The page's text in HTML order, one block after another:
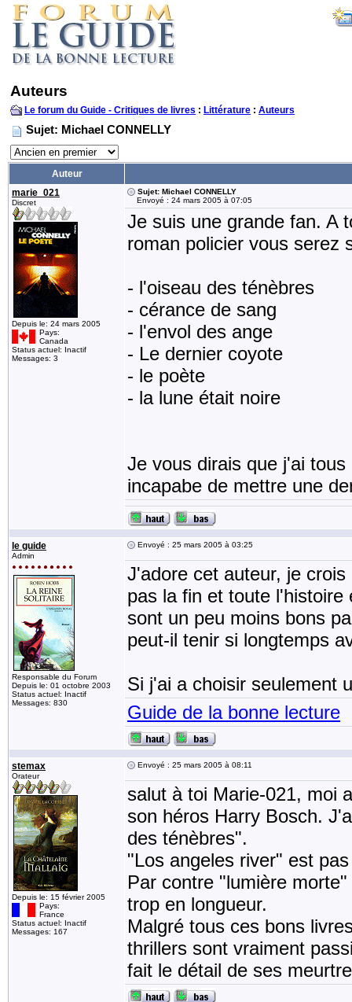
Auteurs
Le forum du Guide - Critiques de livres : Littérature : Auteurs
Sujet: Michael CONNELLY
Auteur
marie_021
Discret
Depuis le: 24 mars 2005
Pays:
Canada
Status actuel: Inactif
Messages: 3
Sujet: Michael CONNELLY
Envoyé : 24 mars 2005 à 07:05
Je suis une grande fan. A
roman policier vous serez
- l'oiseau des ténèbres
- cérance de sang
- l'envol des ange
- Le dernier coyote
- le poète
- la lune était noire
Je vous dirais que j'ai
incapabe de mettre une
le guide
Admin
Responsable du Forum
Depuis le: 01 octobre 2003
Status actuel: Inactif
Messages: 830
Envoyé : 25 mars 2005 à 03:25
J'adore cet auteur, je
pas la fin et toute
sont un peu moins bons
peut-il tenir si longtemps
Si j'ai a choisir seulement
Guide de la bonne lecture
stemax
Orateur
Depuis le: 15 février 2005
Pays:
France
Status actuel: Inactif
Messages: 167
Envoyé : 25 mars 2005 à 08:11
salut à toi Marie-021, moi
son héros Harry Bosch.
des ténèbres".
"Los angeles river" est
Par contre "lumière
trop en longueur.
Malgré tous ces bons
thrillers sont vraiment
fait le détail de ses